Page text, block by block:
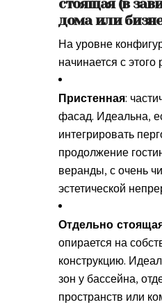
стоящая (в
дома или
На уровне
начинается с
Пристенная:
фасад. Идеальна,
интегрировать
продолжение
веранды, с очень
эстетической
Отдельно
опирается на
конструкцию.
зон у бассейна,
пространств или